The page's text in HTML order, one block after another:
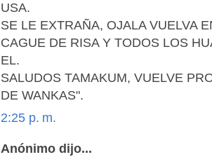
USA.
SE LE EXTRAÑA, OJALA VUELVA
CAGUE DE RISA Y TODOS LOS
EL.
SALUDOS TAMAKUM, VUELVE
DE WANKAS".
2:25 p. m.
Anónimo dijo...